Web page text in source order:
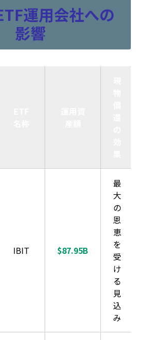
運用会社への
影響
IBIT $87.95B
最
大
の
恩
恵
を
受
け
る
見
込
み